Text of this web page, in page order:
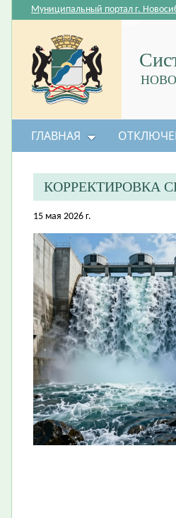
Муниципальный портал г.
ГЛАВНАЯ
КОРРЕКТИРОВКА
15 мая 2026 г.